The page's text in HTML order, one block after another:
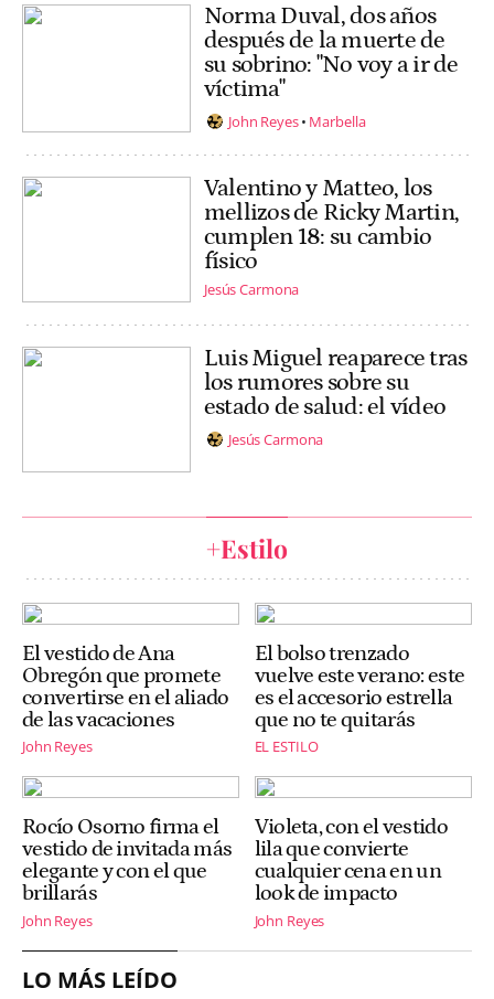
Norma Duval, dos años
después de la muerte de
su sobrino: "No voy a ir de
víctima"
John Reyes Marbella
Valentino y Matteo, los
mellizos de Ricky Martin,
cumplen 18: su cambio
físico
Jesús Carmona
Luis Miguel reaparece tras
los rumores sobre su
estado de salud: el vídeo
Jesús Carmona
+Estilo
El vestido de Ana
Obregón que promete
convertirse en el aliado
de las vacaciones
John Reyes
El bolso trenzado
vuelve este verano: este
es el accesorio estrella
que no te quitarás
EL ESTILO
Rocío Osorno firma el
vestido de invitada más
elegante y con el que
brillarás
John Reyes
Violeta, con el vestido
lila que convierte
cualquier cena en un
look de impacto
John Reyes
LO MÁS LEÍDO